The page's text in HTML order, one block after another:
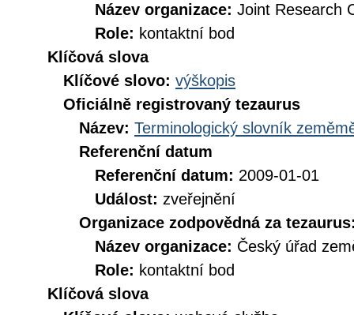
Název organizace: Joint Research
Role: kontaktní bod
Klíčová slova
Klíčové slovo: výškopis
Oficiálně registrovaný tezaurus
Název: Terminologický slovník
Referenční datum
Referenční datum: 2009-01-01
Událost: zveřejnění
Organizace zodpovědná za
Název organizace: Český úřad
Role: kontaktní bod
Klíčová slova